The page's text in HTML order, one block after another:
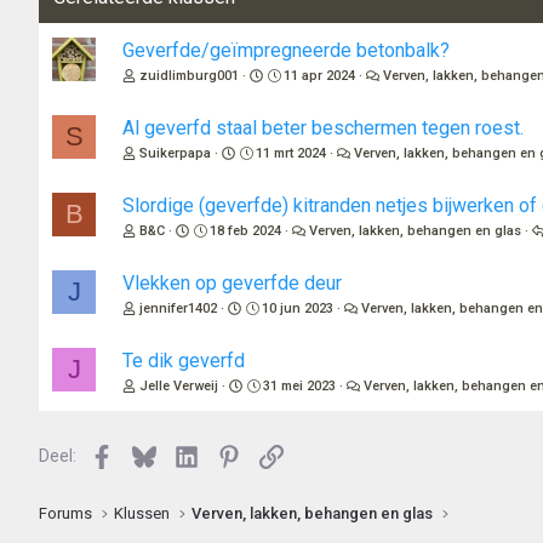
g
e
:
Geverfde/geïmpregneerde betonbalk?
zuidlimburg001 11 apr 2024 Verven, lakken,
S Al geverfd staal beter beschermen tegen roest.
Suikerpapa 11 mrt 2024 Verven, lakken, behangen en
B Slordige (geverfde) kitranden netjes bijwerken of
B&C 18 feb 2024 Verven, lakken, behangen en glas
J Vlekken op geverfde deur
jennifer1402 10 jun 2023 Verven, lakken, behangen
J Te dik geverfd
Jelle Verweij 31 mei 2023 Verven, lakken, behangen
Deel: Facebook
BlueskyLinkedInPinterest
Link
Forums Klussen Verven, lakken, behangen en glas